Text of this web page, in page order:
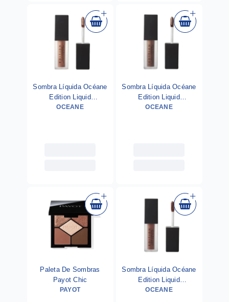
Sombra Líquida Océane
Edition Liquid
Eyeshadow Hatch 4g
OCEANE
Sombra Líquida Océane
Edition Liquid
Eyeshadow Sheen 4g
OCEANE
Paleta De Sombras
Payot Chic
PAYOT
Sombra Líquida Océane
Edition Liquid
Eyeshadow Taninn 4g
OCEANE